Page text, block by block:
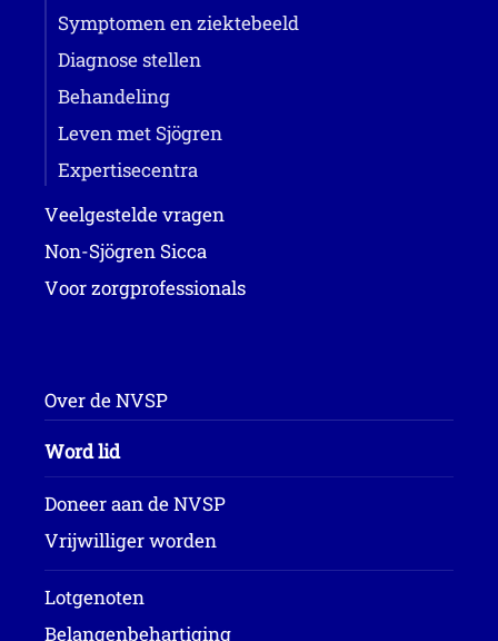
Symptomen en ziektebeeld
Diagnose stellen
Behandeling
Leven met Sjögren
Expertisecentra
Veelgestelde vragen
Non-Sjögren Sicca
Voor zorgprofessionals
Over de NVSP
Word lid
Doneer aan de NVSP
Vrijwilliger worden
Lotgenoten
Belangenbehartiging